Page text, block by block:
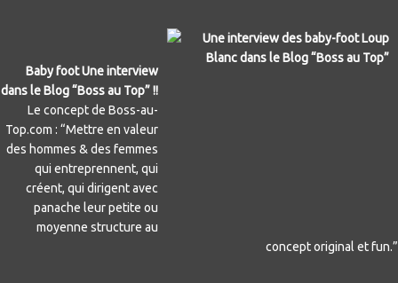
Baby foot Une interview
dans le Blog “Boss au Top” !!
Le concept de Boss-au-
Top.com : “Mettre en valeur
des hommes & des femmes
qui entreprennent, qui
créent, qui dirigent avec
panache leur petite ou
moyenne structure au
conceptoriginal et fun.”